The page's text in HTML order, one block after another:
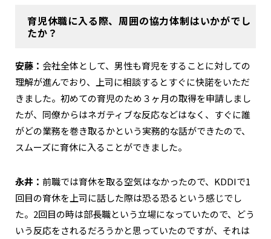
育児休職に入る際、周囲の協力体制はいかがでし
たか？
安藤： 会社全体として、男性も育児をすることに対しての
理解が進んでおり、上司に相談するとすぐに快諾をいただ
きました。初めての育児のため３ヶ月の取得を申請しまし
たが、同僚からはネガティブな反応などはなく、すぐに誰
がどの業務を巻き取るかという実務的な話ができたので、
スムーズに育休に入ることができました。
永井： 前職では育休を取る空気はなかったので、KDDIで1
回目の育休を上司に話した際は恐る恐るという感じでし
た。2回目の時は部長職という立場になっていたので、どう
いう反応をされるだろうかと思っていたのですが、それは